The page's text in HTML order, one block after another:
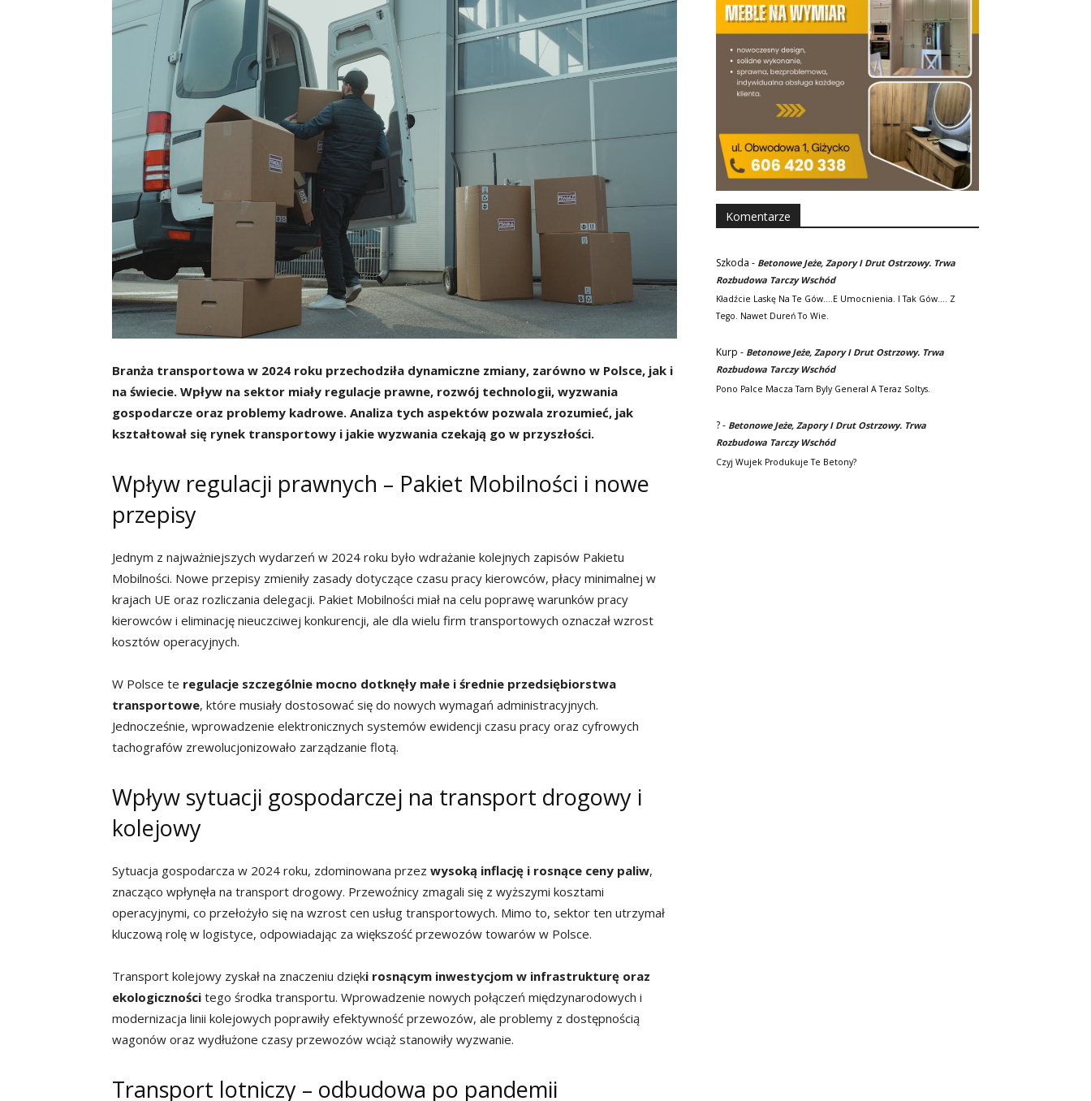
Branża transportowa w 2024 roku przechodziła dynamiczne zmiany, zarówno w Polsce, jak i
na świecie. Wpływ na sektor miały regulacje prawne, rozwój technologii, wyzwania
gospodarcze oraz problemy kadrowe. Analiza tych aspektów pozwala zrozumieć, jak
kształtował się rynek transportowy i jakie wyzwania czekają go w przyszłości.
Wpływ regulacji prawnych – Pakiet Mobilności i nowe
przepisy
Jednym z najważniejszych wydarzeń w 2024 roku było wdrażanie kolejnych zapisów Pakietu
Mobilności. Nowe przepisy zmieniły zasady dotyczące czasu pracy kierowców, płacy minimalnej w
krajach UE oraz rozliczania delegacji. Pakiet Mobilności miał na celu poprawę warunków pracy
kierowców i eliminację nieuczciwej konkurencji, ale dla wielu firm transportowych oznaczał wzrost
kosztów operacyjnych.
W Polsce te regulacje szczególnie mocno dotknęły małe i średnie przedsiębiorstwa
transportowe, które musiały dostosować się do nowych wymagań administracyjnych.
Jednocześnie, wprowadzenie elektronicznych systemów ewidencji czasu pracy oraz cyfrowych
tachografów zrewolucjonizowało zarządzanie flotą.
Wpływ sytuacji gospodarczej na transport drogowy i
kolejowy
Sytuacja gospodarcza w 2024 roku, zdominowana przez wysoką inflację i rosnące ceny paliw,
znacząco wpłynęła na transport drogowy. Przewoźnicy zmagali się z wyższymi kosztami
operacyjnymi, co przełożyło się na wzrost cen usług transportowych. Mimo to, sektor ten utrzymał
kluczową rolę w logistyce, odpowiadając za większość przewozów towarów w Polsce.
Transport kolejowy zyskał na znaczeniu dzięki rosnącym inwestycjom w infrastrukturę oraz
ekologiczności tego środka transportu. Wprowadzenie nowych połączeń międzynarodowych i
modernizacja linii kolejowych poprawiły efektywność przewozów, ale problemy z dostępnością
wagonów oraz wydłużone czasy przewozów wciąż stanowiły wyzwanie.
Transport lotniczy – odbudowa po pandemii
Komentarze
Szkoda - Betonowe Jeże, Zapory I Drut Ostrzowy. Trwa
Rozbudowa Tarczy Wschód
Kładźcie Laskę Na Te Gów....e Umocnienia. I Tak Gów.... Z
Tego. Nawet Dureń To Wie.
Kurp - Betonowe Jeże, Zapory I Drut Ostrzowy. Trwa
Rozbudowa Tarczy Wschód
Pono Palce Macza Tam Byly General A Teraz Soltys.
?- Betonowe Jeże, Zapory I Drut Ostrzowy. Trwa
Rozbudowa Tarczy Wschód
Czyj Wujek Produkuje Te Betony?